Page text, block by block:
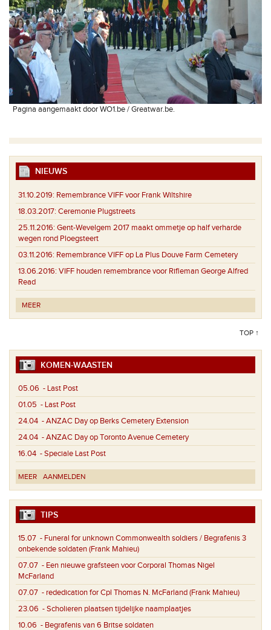
Pagina aangemaakt door WO1.be / Greatwar.be.
NIEUWS
31.10.2019: Remembrance VIFF voor Frank Wiltshire
18.03.2017: Ceremonie Plugstreets
25.11.2016: Gent-Wevelgem 2017 maakt ommetje op half verharde
wegen rond Ploegsteert
03.11.2016: Remembrance VIFF op La Plus Douve Farm Cemetery
13.06.2016: VIFF houden remembrance voor Rifleman George Alfred
Read
MEER
TOP ↑
KOMEN-WAASTEN
05.06 - Last Post
01.05 - Last Post
24.04 - ANZAC Day op Berks Cemetery Extension
24.04 - ANZAC Day op Toronto Avenue Cemetery
16.04 - Speciale Last Post
MEER AANMELDEN
TIPS
15.07 - Funeral for unknown Commonwealth soldiers / Begrafenis 3
onbekende soldaten (Frank Mahieu)
07.07 - Een nieuwe grafsteen voor Corporal Thomas Nigel
McFarland
07.07 - rededication for Cpl Thomas N. McFarland (Frank Mahieu)
23.06 - Scholieren plaatsen tijdelijke naamplaatjes
10.06 - Begrafenis van 6 Britse soldaten